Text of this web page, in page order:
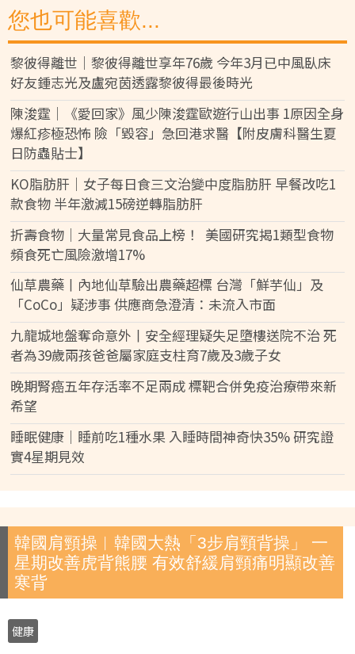
您也可能喜歡...
黎彼得離世｜黎彼得離世享年76歲 今年3月已中風臥床
好友鍾志光及盧宛茵透露黎彼得最後時光
陳浚霆｜《愛回家》風少陳浚霆歐遊行山出事 1原因全身
爆紅疹極恐怖 險「毀容」急回港求醫【附皮膚科醫生夏
日防蟲貼士】
KO脂肪肝｜女子每日食三文治變中度脂肪肝 早餐改吃1
款食物 半年激減15磅逆轉脂肪肝
折壽食物｜大量常見食品上榜！ 美國研究揭1類型食物
頻食死亡風險激增17%
仙草農藥丨內地仙草驗出農藥超標 台灣「鮮芋仙」及
「CoCo」疑涉事 供應商急澄清：未流入市面
九龍城地盤奪命意外丨安全經理疑失足墮樓送院不治 死
者為39歲兩孩爸爸屬家庭支柱育7歲及3歲子女
晚期腎癌五年存活率不足兩成 標靶合併免疫治療帶來新
希望
睡眠健康｜睡前吃1種水果 入睡時間神奇快35% 研究證
實4星期見效